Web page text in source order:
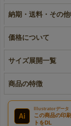
ング袋｜100枚入
名入れ
納期・送料・その
価格について
サイズ展開一覧
商品の特徴
Ai
Illustratorデータ
この商品の印
トをDL